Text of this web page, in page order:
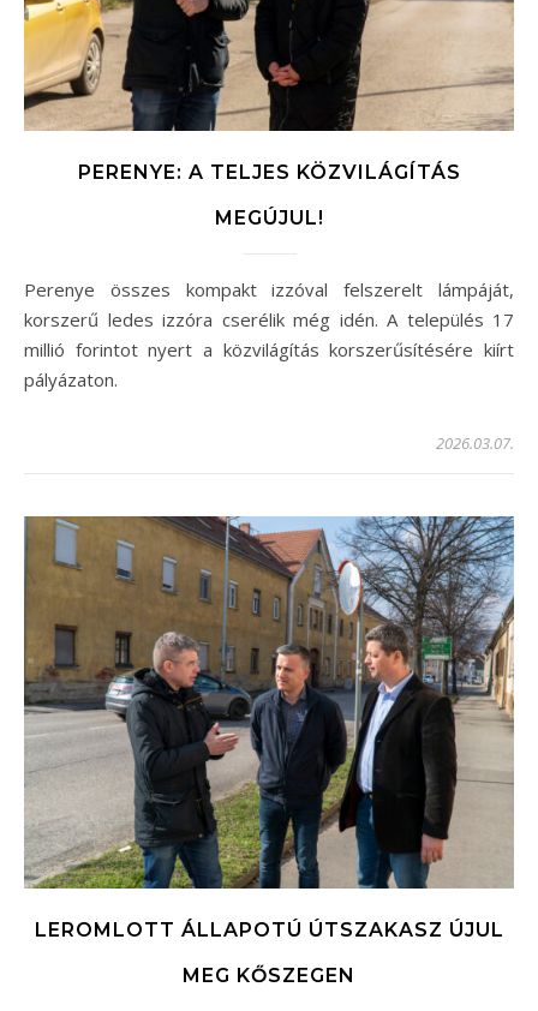
PERENYE: A TELJES KÖZVILÁGÍTÁS
MEGÚJUL!
Perenye összes kompakt izzóval felszerelt lámpáját,
korszerű ledes izzóra cserélik még idén. A település 17
millió forintot nyert a közvilágítás korszerűsítésére kiírt
pályázaton.
2026.03.07.
LEROMLOTT ÁLLAPOTÚ ÚTSZAKASZ ÚJUL
MEG KŐSZEGEN